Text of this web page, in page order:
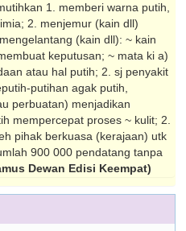
1. memberi warna putih,
2. menjemur (kain dll)
(kain dll): ~ kain
keputusan; ~ mata ki a)
atau hal putih; 2. sj penyakit
putihan agak putih,
perbuat­an) menjadikan
mempercepat proses ~ kulit; 2.
pihak berkuasa (kerajaan) utk
900 000 pendatang tanpa
Dewan Edisi Keempat)